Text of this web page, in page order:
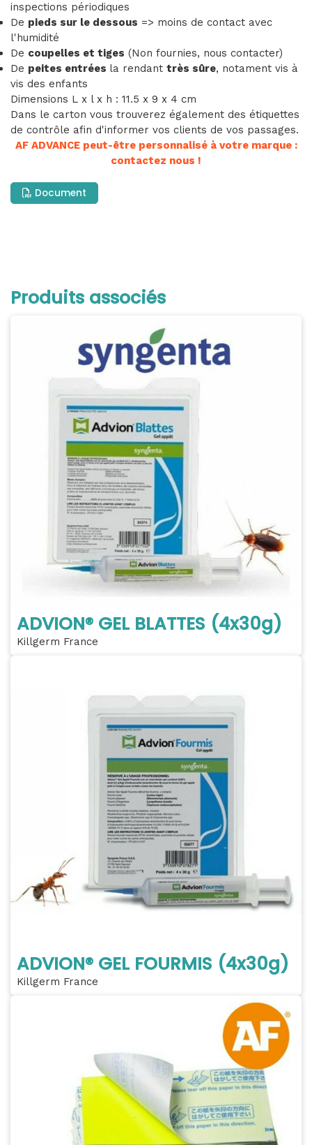
inspections périodiques
De pieds sur le dessous => moins de contact avec
l'humidité
De coupelles et tiges (Non fournies, nous contacter)
De peites entrées la rendant très sûre, notament vis à
vis des enfants
Dimensions L x l x h : 11.5 x 9 x 4 cm
Dans le carton vous trouverez également des étiquettes
de contrôle afin d'informer vos clients de vos passages.
AF ADVANCE peut-être personnalisé à votre marque :
contactez nous !
Document
Produits associés
ADVION® GEL BLATTES (4x30g)
Killgerm France
ADVION® GEL FOURMIS (4x30g)
Killgerm France